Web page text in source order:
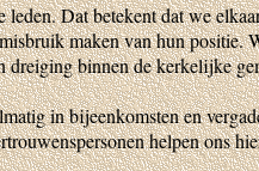
Dat betekent dat we
maken van hun positie.
dreiging binnen de kerkelijke
in bijeenkomsten en
helpen ons